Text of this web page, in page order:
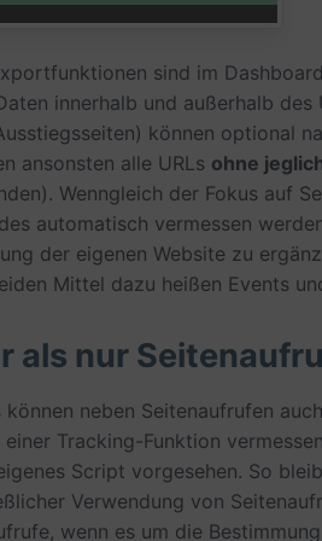
sind im
innerhalb und außerhalb des
können optional
ansonsten alle URLs ohne
Wenngleich der Fokus auf
automatisch vermessen
der eigenen Website zu
Mittel dazu heißen Events
als nur
neben Seitenaufrufen
Tracking-Funktion
Script vorgesehen. So
Verwendung von
wenn es um die